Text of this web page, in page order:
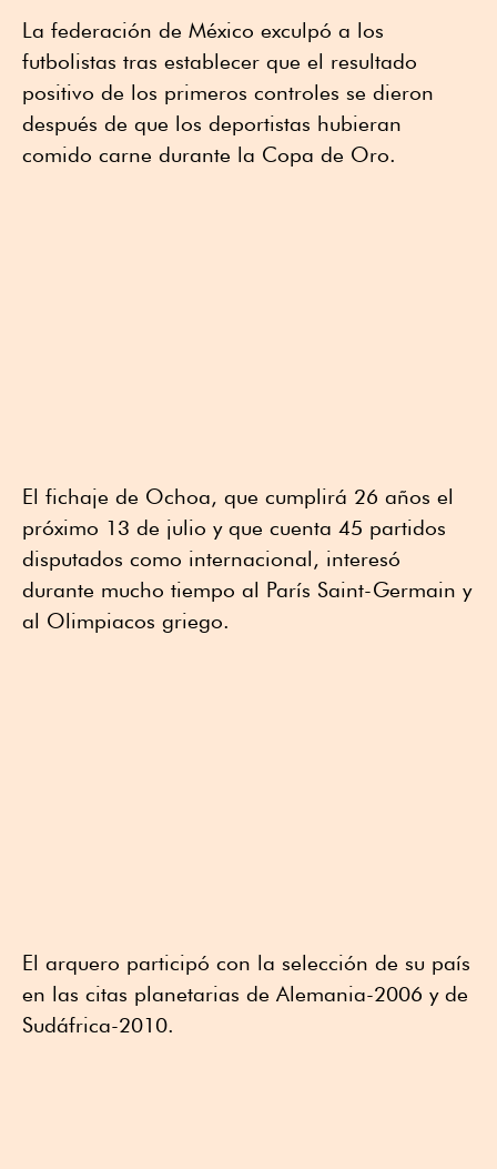
La federación de México exculpó a los
futbolistas tras establecer que el resultado
positivo de los primeros controles se dieron
después de que los deportistas hubieran
comido carne durante la Copa de Oro.
El fichaje de Ochoa, que cumplirá 26 años el
próximo 13 de julio y que cuenta 45 partidos
disputados como internacional, interesó
durante mucho tiempo al París Saint-Germain y
al Olimpiacos griego.
El arquero participó con la selección de su país
en las citas planetarias de Alemania-2006 y de
Sudáfrica-2010.